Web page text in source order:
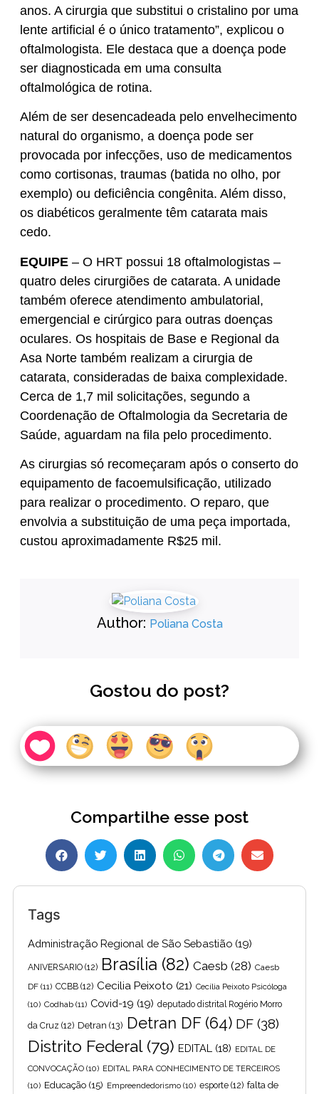
anos. A cirurgia que substitui o cristalino por uma
lente artificial é o único tratamento”, explicou o
oftalmologista. Ele destaca que a doença pode
ser diagnosticada em uma consulta
oftalmológica de rotina.
Além de ser desencadeada pelo envelhecimento
natural do organismo, a doença pode ser
provocada por infecções, uso de medicamentos
como cortisonas, traumas (batida no olho, por
exemplo) ou deficiência congênita. Além disso,
os diabéticos geralmente têm catarata mais
cedo.
EQUIPE – O HRT possui 18 oftalmologistas –
quatro deles cirurgiões de catarata. A unidade
também oferece atendimento ambulatorial,
emergencial e cirúrgico para outras doenças
oculares. Os hospitais de Base e Regional da
Asa Norte também realizam a cirurgia de
catarata, consideradas de baixa complexidade.
Cerca de 1,7 mil solicitações, segundo a
Coordenação de Oftalmologia da Secretaria de
Saúde, aguardam na fila pelo procedimento.
As cirurgias só recomeçaram após o conserto do
equipamento de facoemulsificação, utilizado
para realizar o procedimento. O reparo, que
envolvia a substituição de uma peça importada,
custou aproximadamente R$25 mil.
Author: Poliana Costa
Gostou do post?
Compartilhe esse post
Tags
Administração Regional de São Sebastião (19)
ANIVERSARIO (12) Brasília (82) Caesb (28) Caesb
DF (11) CCBB (12) Cecilia Peixoto (21) Cecília Peixoto Psicóloga
(10) Codhab (11) Covid-19 (19) deputado distrital Rogério Morro
da Cruz (12) Detran (13) Detran DF(64) DF (38)
Distrito Federal(79) EDITAL (18) EDITAL DE
CONVOCAÇÃO (10) EDITAL PARA CONHECIMENTO DE TERCEIROS
(10) Educação (15) Empreendedorismo (10) esporte (12) falta de